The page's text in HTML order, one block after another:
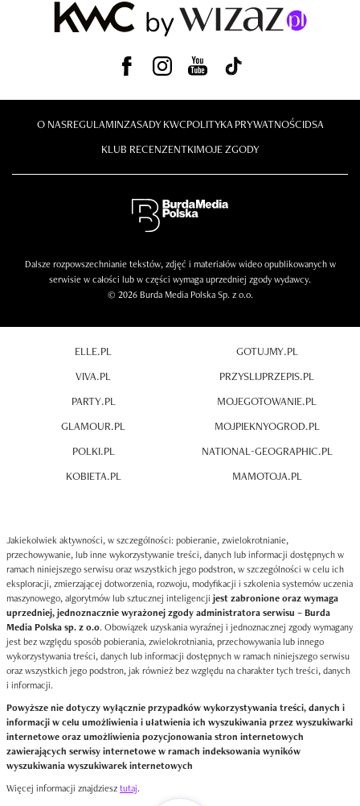
O NASREGULAMINZASADY KWCPOLITYKA PRYWATNOŚCIDSA
KLUB RECENZENTKIMOJE ZGODY
Dalsze rozpowszechnianie tekstów, zdjęć i materiałów wideo opublikowanych w
serwisie w całości lub w części wymaga uprzedniej zgody wydawcy.
© 2026 Burda Media Polska Sp. z o.o.
ELLE.PL
VIVA.PL
PARTY.PL
GLAMOUR.PL
POLKI.PL
KOBIETA.PL
GOTUJMY.PL
PRZYSLIJPRZEPIS.PL
MOJEGOTOWANIE.PL
MOJPIEKNYOGROD.PL
NATIONAL-GEOGRAPHIC.PL
MAMOTOJA.PL
Jakiekolwiek aktywności, w szczególności: pobieranie, zwielokrotnianie,
przechowywanie, lub inne wykorzystywanie treści, danych lub informacji dostępnych w
ramach niniejszego serwisu oraz wszystkich jego podstron, w szczególności w celu ich
eksploracji, zmierzającej dotworzenia, rozwoju, modyfikacji i szkolenia systemów uczenia
maszynowego, algorytmów lub sztucznej inteligencji jest zabronione oraz wymaga
uprzedniej, jednoznacznie wyrażonej zgody administratora serwisu – Burda
Media Polska sp. z o.o. Obowiązek uzyskania wyraźnej i jednoznacznej zgody wymagany
jest bez względu sposób pobierania, zwielokrotniania, przechowywania lub innego
wykorzystywania treści, danych lub informacji dostępnych w ramach niniejszego serwisu
oraz wszystkich jego podstron, jak również bez względu na charakter tych treści, danych
i informacji.
Powyższe nie dotyczy wyłącznie przypadków wykorzystywania treści, danych i
informacji w celu umożliwienia i ułatwienia ich wyszukiwania przez wyszukiwarki
internetowe oraz umożliwienia pozycjonowania stron internetowych
zawierających serwisy internetowe w ramach indeksowania wyników
wyszukiwania wyszukiwarek internetowych
Więcej informacji znajdziesztutaj.